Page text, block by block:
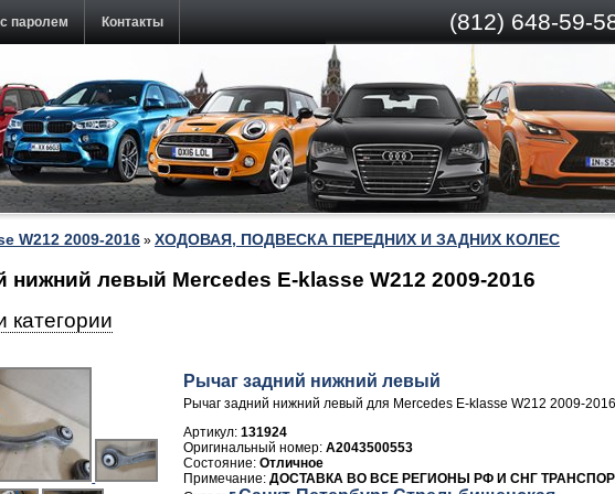
паролем Контакты (812) 648-59-
W212 2009-2016 » ХОДОВАЯ, ПОДВЕСКА ПЕРЕДНИХ И ЗАДНИХ КОЛЕС
нижний левый Mercedes E-klasse W212 2009-2016
категории
Рычаг задний нижний левый
Рычаг задний нижний левый для Mercedes E-klasse W212 2009-2016
Артикул: 131924
A2043500553
Отличное
ДОСТАВКА ВО ВСЕ РЕГИОНЫ РФ И СНГ